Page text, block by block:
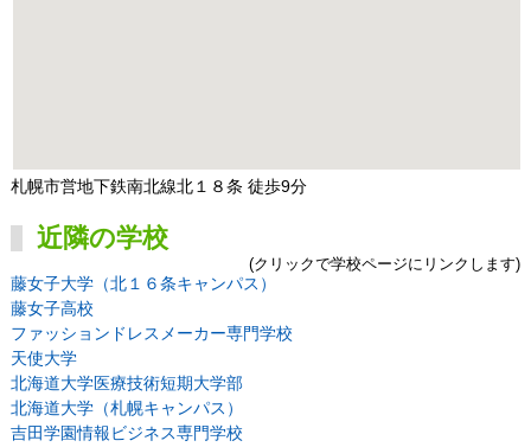
札幌市営地下鉄南北線北１８条 徒歩9分
近隣の学校
(クリックで学校ページにリンクします)
藤女子大学（北１６条キャンパス）
藤女子高校
ファッションドレスメーカー専門学校
天使大学
北海道大学医療技術短期大学部
北海道大学（札幌キャンパス）
吉田学園情報ビジネス専門学校